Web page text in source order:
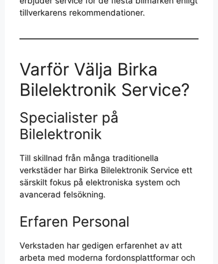
tillverkarens rekommendationer.
Varför Välja Birka
Bilelektronik Service?
Specialister på
Bilelektronik
Till skillnad från många traditionella
verkstäder har Birka Bilelektronik Service ett
särskilt fokus på elektroniska system och
avancerad felsökning.
Erfaren Personal
Verkstaden har gedigen erfarenhet av att
arbeta med moderna fordonsplattformar och